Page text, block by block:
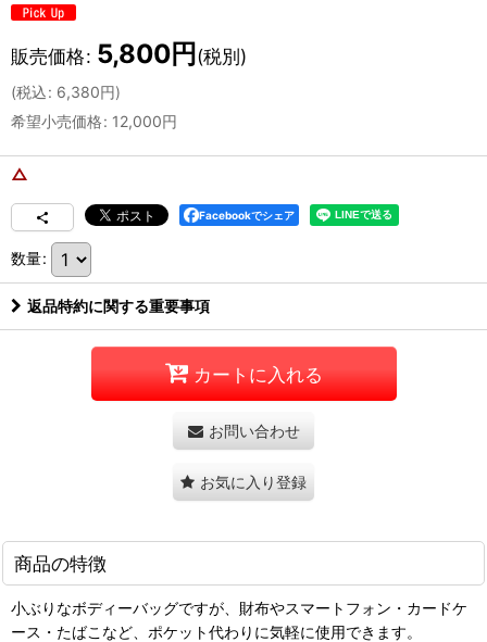
販売価格: 5,800円 (税別)
(税込: 6,380円)
希望小売価格: 12,000円
△
Facebookでシェア
数量:
返品特約に関する重要事項
カートに入れる
お問い合わせ
お気に入り登録
商品の特徴
小ぶりなボディーバッグですが、財布やスマートフォン・カードケ
ース・たばこなど、ポケット代わりに気軽に使用できます。